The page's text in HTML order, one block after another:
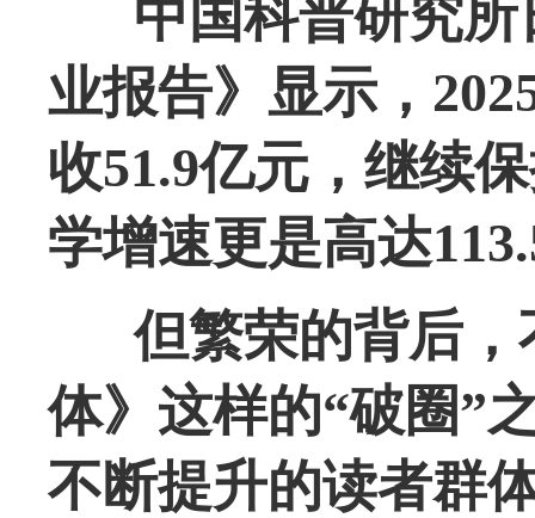
中国科普研究
业报告》显示，
收51.9亿元，继续
学增速更是高达
但繁荣的背后
体》这样的“破圈”
不断提升的读者群